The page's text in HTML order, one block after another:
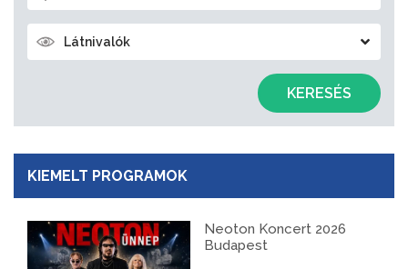
Látnivalók
KERESÉS
KIEMELT PROGRAMOK
Neoton Koncert 2026
Budapest